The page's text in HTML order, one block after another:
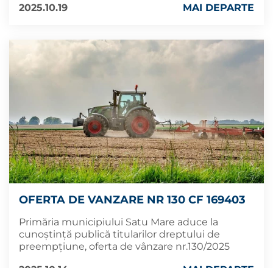
2025.10.19
MAI DEPARTE
OFERTA DE VANZARE NR 130 CF 169403
Primăria municipiului Satu Mare aduce la
cunoștință publică titularilor dreptului de
preempțiune, oferta de vânzare nr.130/2025